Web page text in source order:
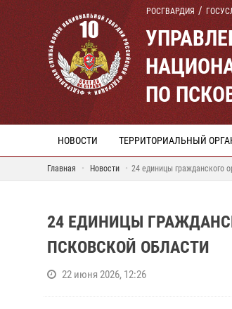
РОСГВАРДИЯ
ПО
НОВОСТИ ТЕРРИТОРИАЛЬНЫЙ
Главная Новости 24 единицы гражданского
24 ЕДИНИЦЫ
ПСКОВСКОЙ ОБЛАСТИ
22 июня 2026, 12:26